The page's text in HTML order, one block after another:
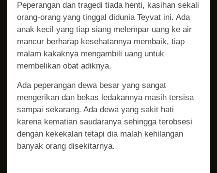
Peperangan dan tragedi tiada henti, kasihan sekali
orang-orang yang tinggal didunia Teyvat ini. Ada
anak kecil yang tiap siang melempar uang ke air
mancur berharap kesehatannya membaik, tiap
malam kakaknya mengambili uang untuk
membelikan obat adiknya.
Ada peperangan dewa besar yang sangat
mengerikan dan bekas ledakannya masih tersisa
sampai sekarang. Ada dewa yang sakit hati
karena kematian saudaranya sehingga terobsesi
dengan kekekalan tetapi dia malah kehilangan
banyak orang disekitarnya.